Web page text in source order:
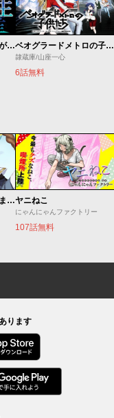
種生産 ～このスキルがチートだとまだ誰も気付いていない～ ベオグラードメトロの子供たち
隷蔵庫/山座一心
6話無料
世界最強の魔女、始めました ～私だけ『攻略サイト』を見れる世界で自由に生きます～ヤニねこ
にゃんにゃんファクトリー
107話無料
ります